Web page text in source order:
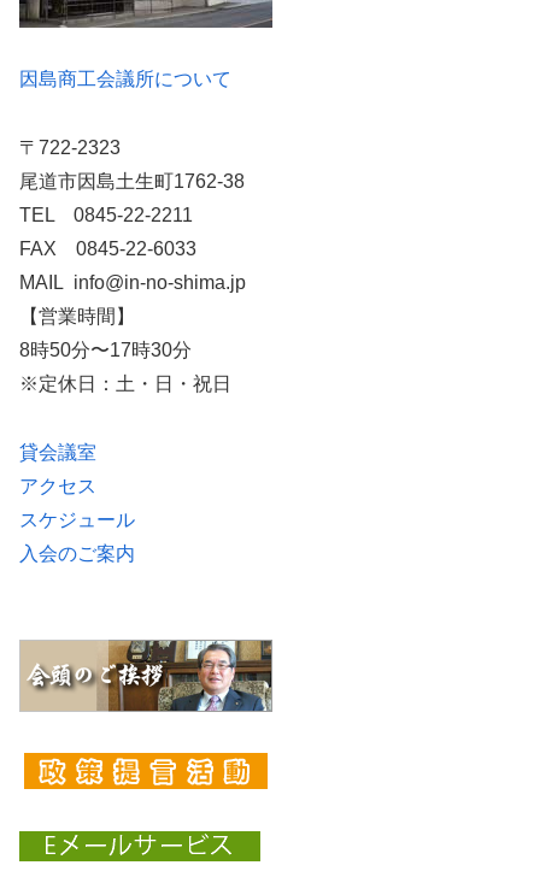
因島商工会議所について
〒722-2323
尾道市因島土生町1762-38
TEL 0845-22-2211
FAX 0845-22-6033
MAIL info@in-no-shima.jp
【営業時間】
8時50分〜17時30分
※定休日：土・日・祝日
貸会議室
アクセス
スケジュール
入会のご案内